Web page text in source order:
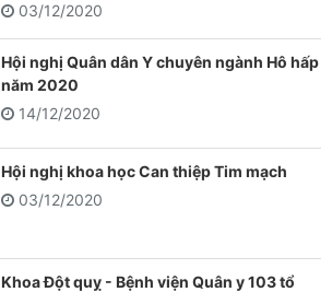
03/12/2020
Hội nghị Quân dân Y chuyên ngành Hô hấp
năm 2020
14/12/2020
Hội nghị khoa học Can thiệp Tim mạch
03/12/2020
Khoa Đột quỵ - Bệnh viện Quân y 103 tổ